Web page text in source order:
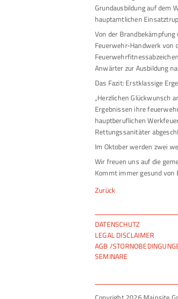
Grundausbildung auf dem
hauptamtlichen
Von der
Feuerwehr-Handwerk von
Anwärter zur Ausbildung
Das Fazit: Erstklassige
„Herzlichen Glückwunsch
Ergebnissen ihre
hauptberuflichen
Rettungssanitäter
Im Oktober werden zwei
Wir freuen uns auf die
Kommt immer gesund von
Zurück
NAVIGATION
ÜBERSPRINGEN
DATENSCHUTZ
LEGAL DISCLAIMER
AGB /
SEMINARE